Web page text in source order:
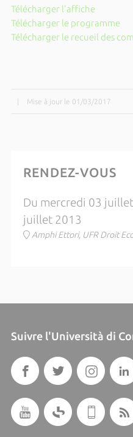
Télécharger l'affiche
Télécharger le programme
Télécharger le recueil des
Mise à jour le 01/03/2017
RENDEZ-VOUS
Du mercredi 03
juillet 2013
Amphi Ettori, UFR Droit
Suivre l'Università di